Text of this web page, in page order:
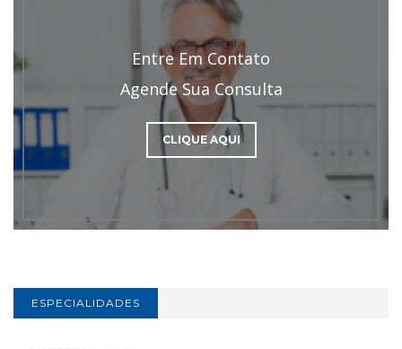
Entre Em Contato
Agende Sua Consulta
CLIQUE AQUI
ESPECIALIDADES